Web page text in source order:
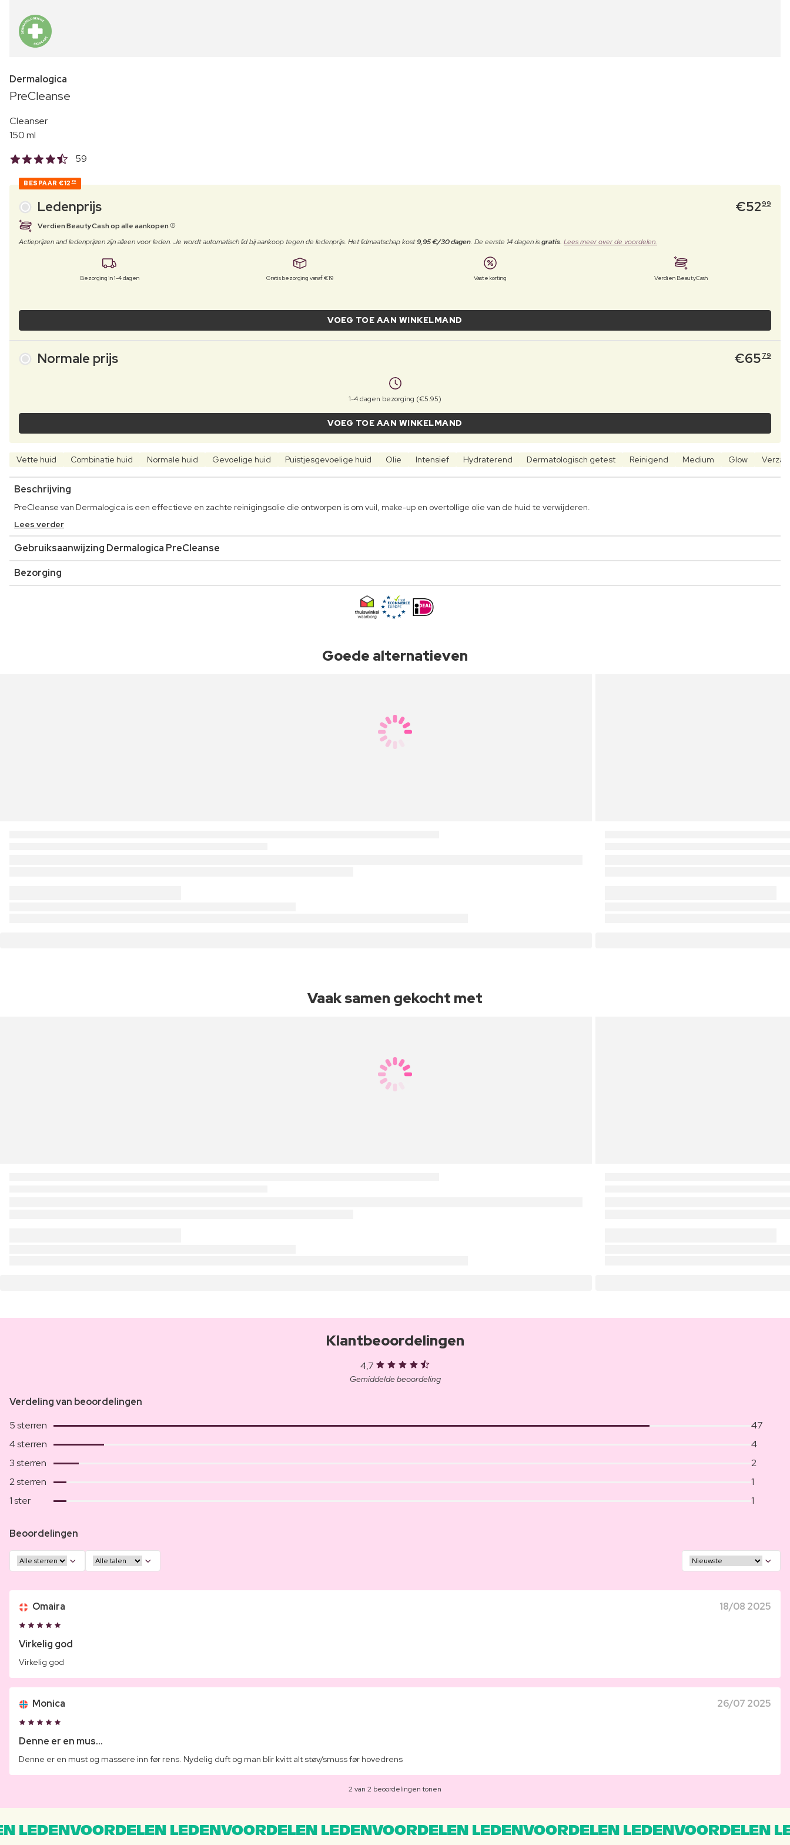
Dermalogica
PreCleanse
Cleanser
150 ml
59
BESPAAR €12 80
Ledenprijs €5299
Verdien BeautyCash op alle aankopen
Actieprijzen and ledenprijzen zijn alleen voor leden. Je wordt automatisch lid bij aankoop tegen de ledenprijs. Het lidmaatschap kost9,95 €/30 dagen. De eerste 14 dagen isgratis. Lees meer over de voordelen.
Bezorging in 1-4 dagen Gratis bezorging vanaf €19 Vaste korting Verdien BeautyCash
VOEG TOE AAN WINKELMAND
Normale prijs €65 79
1-4 dagen bezorging (€5.95)
VOEG TOE AAN WINKELMAND
Vette huid Combinatie huid Normale huid Gevoelige huid Puistjesgevoelige huid Olie Intensief Hydraterend Dermatologisch getest Reinigend Medium Glow
Beschrijving
PreCleanse van Dermalogica is een effectieve en zachte reinigingsolie die ontworpen is om vuil, make-up en overtollige olie van de huid te verwijderen.
Lees verder
Gebruiksaanwijzing Dermalogica PreCleanse
Bezorging
Goede alternatieven
Vaak samen gekocht met
Klantbeoordelingen
4,7
Gemiddelde beoordeling
Verdeling van beoordelingen
5 sterren
47
4 sterren
4
3 sterren
2
2 sterren
1
1 ster
1
Beoordelingen
Omaira 18/08 2025
Virkelig god
Virkelig god
Monica 26/07 2025
Denne er en mus...
Denne er en must og massere inn før rens. Nydelig duft og man blir kvitt alt støv/smuss før hovedrens
2 van 2 beoordelingen tonen
LEDENVOORDELEN LEDENVOORDELEN LEDENVOORDELEN LEDENVOORDELEN